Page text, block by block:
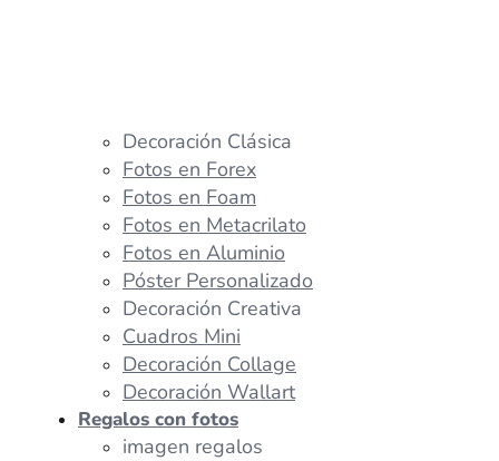
Decoración Clásica
Fotos en Forex
Fotos en Foam
Fotos en Metacrilato
Fotos en Aluminio
Póster Personalizado
Decoración Creativa
Cuadros Mini
Decoración Collage
Decoración Wallart
Regalos con fotos
imagen regalos